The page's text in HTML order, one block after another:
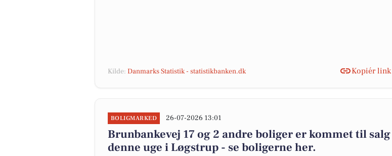
Kilde: Danmarks Statistik - statistikbanken.dk Kopiér link
BOLIGMARKED 26-07-2026 13:01
Brunbankevej 17 og 2 andre boliger er kommet til salg
denne uge i Løgstrup - se boligerne her.